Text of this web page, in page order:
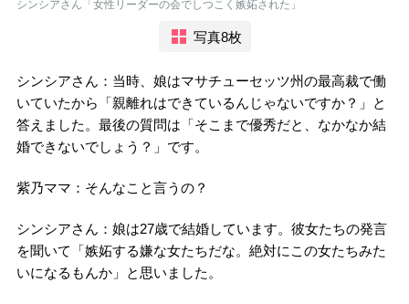
シンシアさん「女性リーダーの会でしつこく嫉妬された」
写真8枚
シンシアさん：当時、娘はマサチューセッツ州の最高裁で働
いていたから「親離れはできているんじゃないですか？」と
答えました。最後の質問は「そこまで優秀だと、なかなか結
婚できないでしょう？」です。
紫乃ママ：そんなこと言うの？
シンシアさん：娘は27歳で結婚しています。彼女たちの発言
を聞いて「嫉妬する嫌な女たちだな。絶対にこの女たちみた
いになるもんか」と思いました。